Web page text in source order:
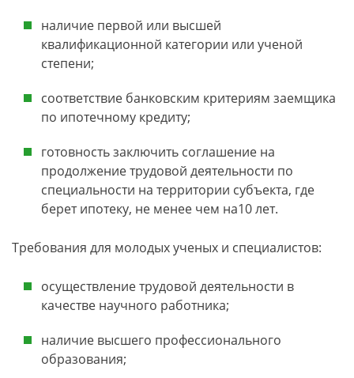
наличие первой или высшей
квалификационной категории или ученой
степени;
соответствие банковским критериям заемщика
по ипотечному кредиту;
готовность заключить соглашение на
продолжение трудовой деятельности по
специальности на территории субъекта, где
берет ипотеку, не менее чем на10 лет.
Требования для молодых ученых и специалистов:
осуществление трудовой деятельности в
качестве научного работника;
наличие высшего профессионального
образования;